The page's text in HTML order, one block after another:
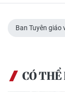
Chuyên
CHUYÊN ĐỀ
Ban Tuyên giáo
CÓ